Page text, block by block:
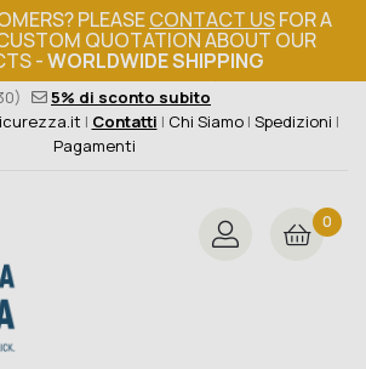
PLEASECONTACT USFOR A
QUOTATION ABOUT OUR
-WORLDWIDE SHIPPING
376 004 4000(Lun - Ven / 8.30 -
5% di sconto subito
| Contatti | Chi Siamo| Spedizioni |
Pagamenti
0